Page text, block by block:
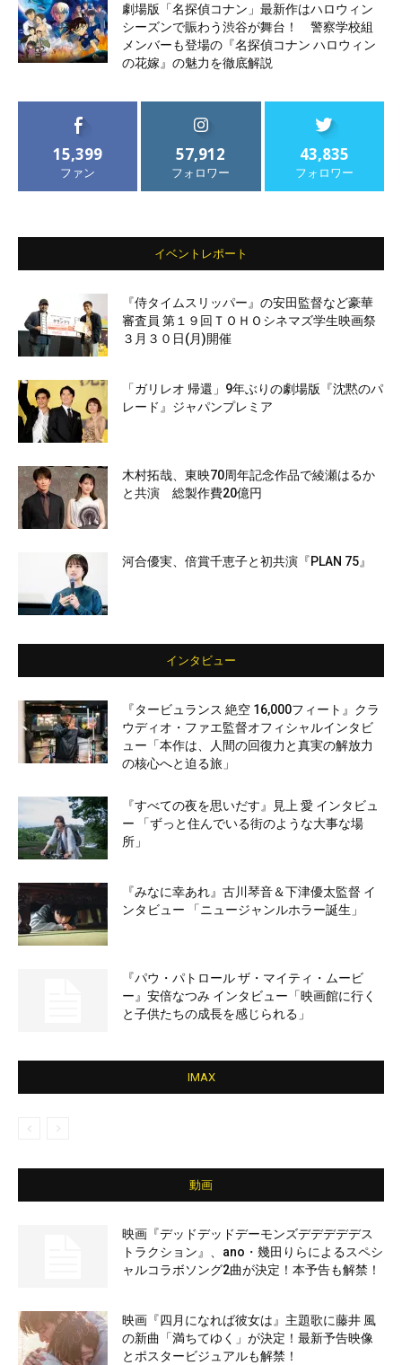
劇場版「名探偵コナン」最新作はハロウィン
シーズンで賑わう渋谷が舞台！ 警察学校組
メンバーも登場の『名探偵コナン ハロウィン
の花嫁』の魅力を徹底解説
15,399
ファン
57,912
フォロワー
43,835
フォロワー
イベントレポート
『侍タイムスリッパー』の安田監督など豪華
審査員 第１９回ＴＯＨＯシネマズ学生映画祭
３月３０日(月)開催
「ガリレオ 帰還」9年ぶりの劇場版『沈黙のパ
レード』ジャパンプレミア
木村拓哉、東映70周年記念作品で綾瀬はるか
と共演 総製作費20億円
河合優実、倍賞千恵子と初共演『PLAN 75』
インタビュー
『タービュランス 絶空 16,000フィート』クラ
ウディオ・ファエ監督オフィシャルインタビ
ュー「本作は、人間の回復力と真実の解放力
の核心へと迫る旅」
『すべての夜を思いだす』見上 愛 インタビュ
ー 「ずっと住んでいる街のような大事な場
所」
『みなに幸あれ』古川琴音＆下津優太監督 イ
ンタビュー 「ニュージャンルホラー誕生」
『パウ・パトロール ザ・マイティ・ムービ
ー』安倍なつみ インタビュー「映画館に行く
と子供たちの成長を感じられる」
IMAX
動画
映画『デッドデッドデーモンズデデデデデス
トラクション』、ano・幾田りらによるスペシ
ャルコラボソング2曲が決定！本予告も解禁！
映画『四月になれば彼女は』主題歌に藤井 風
の新曲「満ちてゆく」が決定！最新予告映像
とポスタービジュアルも解禁！